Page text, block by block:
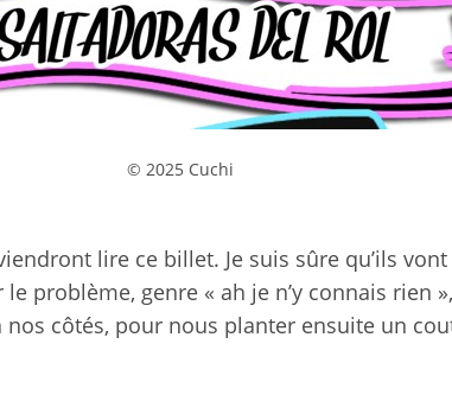
© 2025 Cuchi
lire ce billet. Je suis sûre qu’ils
problème, genre « ah je n’y connais rien
côtés, pour nous planter ensuite un